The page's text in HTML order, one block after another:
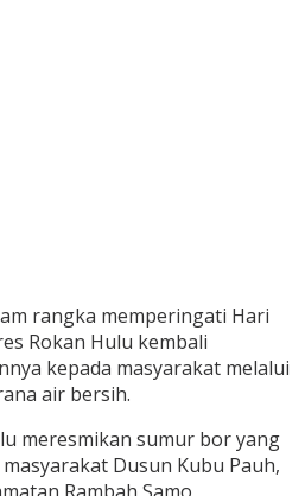
rangka memperingati Hari
Rokan Hulu kembali
kepada masyarakat melalui
air bersih.
meresmikan sumur bor yang
Dusun Kubu Pauh,